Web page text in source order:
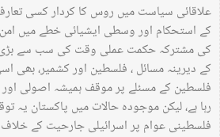
علاقائی سیاست میں روس کا کردار کسی تعارف
کے استحکام اور وسطی ایشیائی خطے میں امن
کی مشترکہ حکمت عملی وقت کی سب سے بڑی
کے دیرینہ مسائل ، فلسطین اور کشمیر، بھی
فلسطین کے مسئلے پر موقف ہمیشہ اصولی
رہا ہے، لیکن موجودہ حالات میں پاکستان یہ
فلسطینی عوام پر اسرائیلی جارحیت کے خلاف